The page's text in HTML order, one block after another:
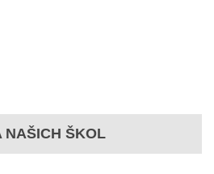
NAŠICH ŠKOL